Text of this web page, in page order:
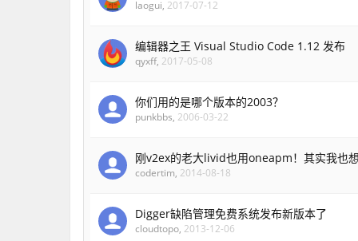
laogui, 2017-07-12
编辑器之王 Visual Studio Code 1.12 发布
qyxff, 2017-05-08
你们用的是哪个版本的2003？
punkbbs, 2006-03-22
刚v2ex的老大livid也用oneapm！其实我也
codertim, 2014-08-18
Digger缺陷管理免费系统发布新版本了
cloudtopo, 2013-12-06